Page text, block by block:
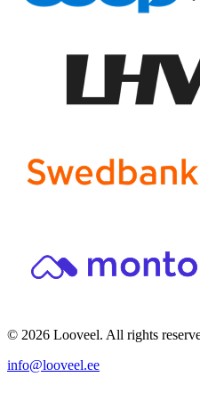
© 2026 Looveel. All rights
info@looveel.ee